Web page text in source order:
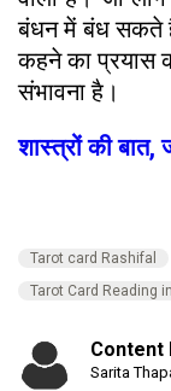
बंधन में बंध सकते
कहने का प्रयास
संभावना है।
शास्त्रों की बात,
Tarot card Rashifal
Tarot Card Reading
Content
Sarita